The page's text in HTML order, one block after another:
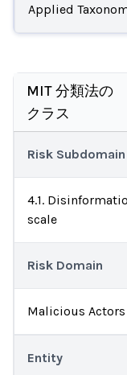
Applied
MIT 分類法の
クラス
Risk Subdomain
4.1.
scale
Risk Domain
Malicious
Entity